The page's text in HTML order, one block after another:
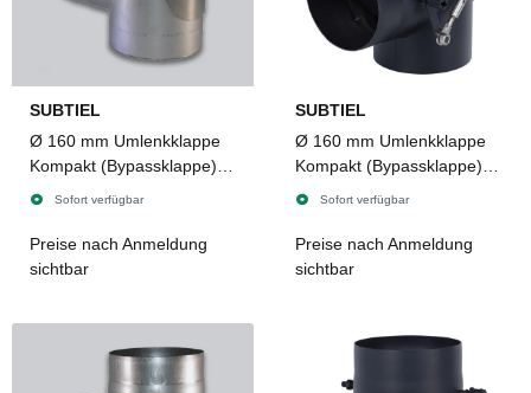
SUBTIEL
Ø 160 mm Umlenkklappe
Kompakt (Bypassklappe)
mit Revisionstür, 8 x 8 mm
dichtschließend, Edelstahl
2 mm
Sofort verfügbar
Preise nach Anmeldung
sichtbar
SUBTIEL
Ø 160 mm Umlenkklappe
Kompakt (Bypassklappe)
mit Revisionstür, 8 x 8 mm
dichtschließend,
Senotherm 2 mm
Sofort verfügbar
Preise nach Anmeldung
sichtbar